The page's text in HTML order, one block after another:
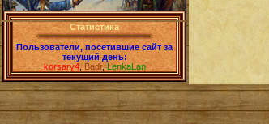
Статистика
Пользователи, посетившие сайт за
текущий день:
korsary4,Badr,LenkaLan